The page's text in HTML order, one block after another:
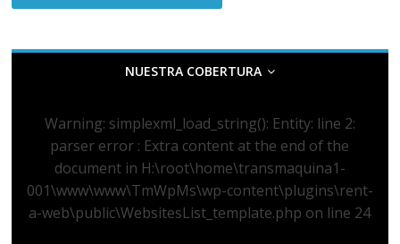
NUESTRA COBERTURA
Warning: simplexml_load_string(): Entity: line 2:
parser error : Extra content at the end of the
document in H:\root\home\transmaquina1-
001\www\www\TmWpMs\wp-content\plugins\rent-
a-web\public\WebsitesList_template.php on line 24